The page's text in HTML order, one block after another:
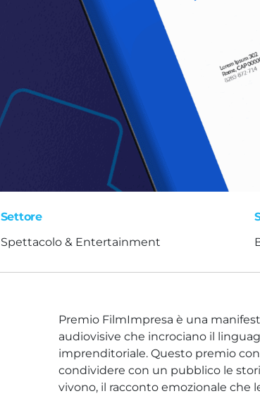
Settore
Spettacolo & Entertainment
Premio FilmImpresa è una
audiovisive che incrociano il
imprenditoriale. Questo premio
condividere con un pubblico le
vivono, il racconto emozionale che